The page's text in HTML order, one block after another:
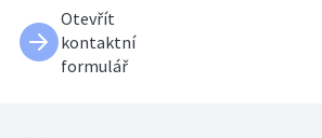
Otevřít
kontaktní
formulář